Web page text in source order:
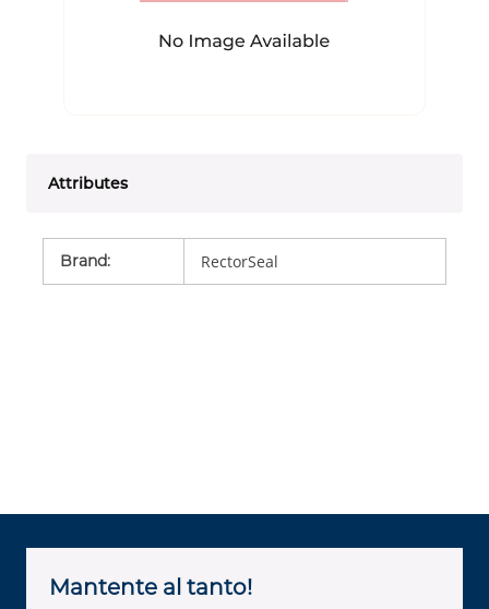
Attributes
Brand: RectorSeal
Mantente al tanto!